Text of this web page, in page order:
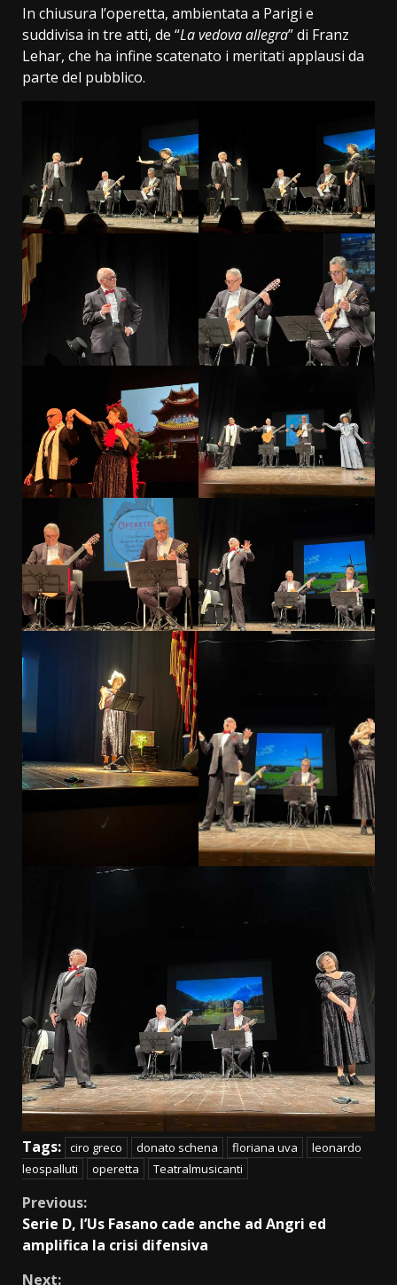
In chiusura l’operetta, ambientata a Parigi e
suddivisa in tre atti, de “La vedova allegra” di Franz
Lehar, che ha infine scatenato i meritati applausi da
parte del pubblico.
Tags: ciro greco donato schena floriana uva
leonardo
leospalluti
operetta Teatralmusicanti
Continue
Reading
Previous:
Serie D, l’Us Fasano cade anche ad Angri ed
amplifica la crisi difensiva
Next: